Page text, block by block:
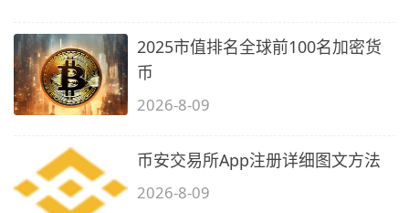
2025市值排名全球前100名加密货
币
2026-8-09
币安交易所App注册详细图文方法
2026-8-09